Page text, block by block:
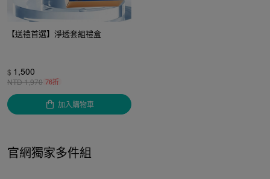
【送禮首選】淨透套組禮盒
$ 1,500
NTD1,970 76折
加入購物車
官網獨家多件組